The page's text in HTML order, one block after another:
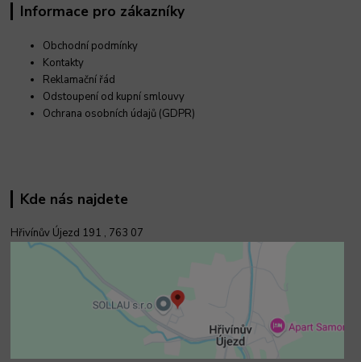
Informace pro zákazníky
Obchodní podmínky
Kontakty
Reklamační řád
Odstoupení od kupní smlouvy
Ochrana osobních údajů (GDPR)
Kde nás najdete
Hřivínův Újezd 191 , 763 07